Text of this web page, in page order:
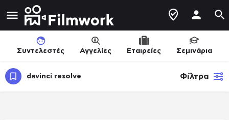
Συντελεστές Αγγελίες Εταιρείες Σεμινάρια
davinci resolve Φίλτρα